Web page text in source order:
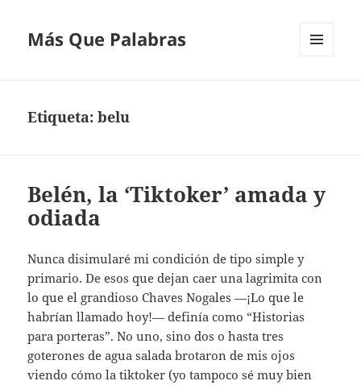
Más Que Palabras
Etiqueta:belu
Belén, la ‘Tiktoker’ amada y
odiada
Nunca disimularé mi condición de tipo simple y
primario. De esos que dejan caer una lagrimita con
lo que el grandioso Chaves Nogales —¡Lo que le
habrían llamado hoy!— definía como “Historias
para porteras”. No uno, sino dos o hasta tres
goterones de agua salada brotaron de mis ojos
viendo cómo la tiktoker (yo tampoco sé muy bien